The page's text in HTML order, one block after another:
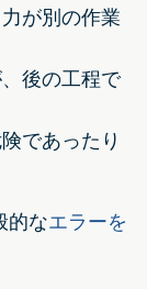
が別の作業
後の工程で
であったり
的なエラーを